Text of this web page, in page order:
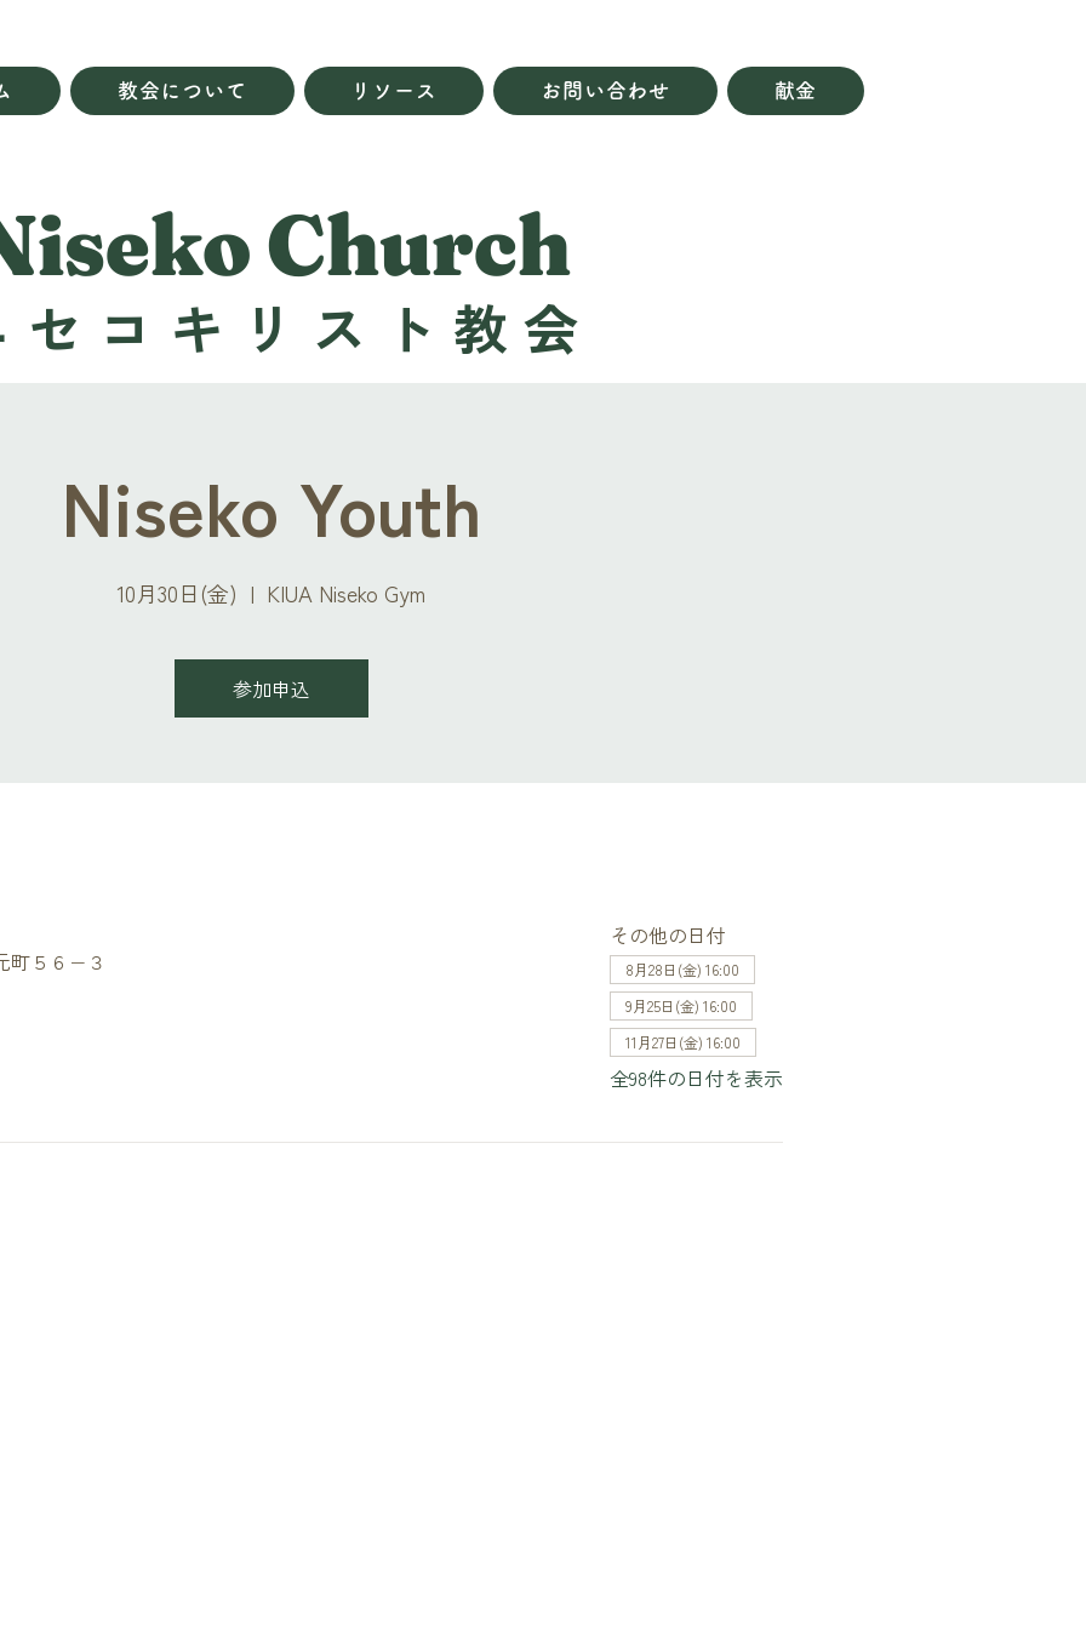
教会について リソース お問い合わせ 献金
セコキリスト教会
Church
Niseko Youth
10月30日(金)
  |
KIUA Niseko Gym
参加申込
町５６−３
その他の日付
8月28日(金) 16:00
9月25日(金) 16:00
11月27日(金) 16:00
全98件の日付を表示